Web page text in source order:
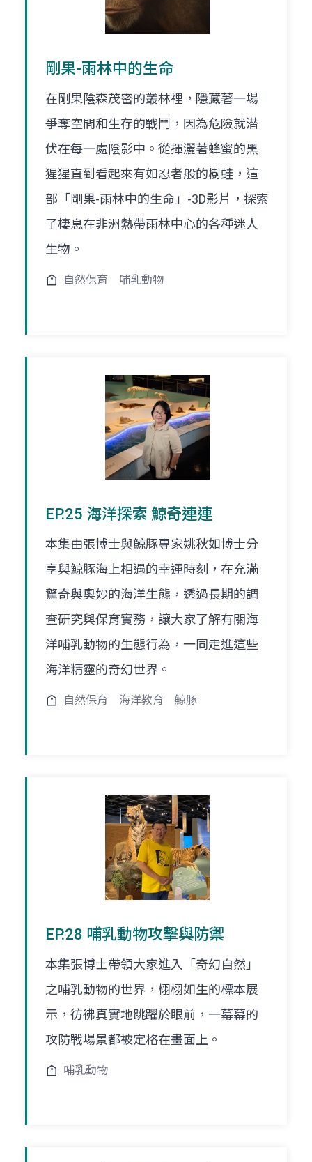
剛果-雨林中的生命
在剛果陰森茂密的叢林裡，隱藏著一場
爭奪空間和生存的戰鬥，因為危險就潜
伏在每一處陰影中。從揮灑著蜂蜜的黑
猩猩直到看起來有如忍者般的樹蛙，這
部「剛果-雨林中的生命」-3D影片，探索
了棲息在非洲熱帶雨林中心的各種迷人
生物。
自然保育 哺乳動物
EP.25 海洋探索 鯨奇連連
本集由張博士與鯨豚專家姚秋如博士分
享與鯨豚海上相遇的幸運時刻，在充滿
驚奇與奧妙的海洋生態，透過長期的調
查研究與保育實務，讓大家了解有關海
洋哺乳動物的生態行為，一同走進這些
海洋精靈的奇幻世界。
自然保育 海洋教育 鯨豚
EP.28 哺乳動物攻擊與防禦
本集張博士帶領大家進入「奇幻自然」
之哺乳動物的世界，栩栩如生的標本展
示，彷彿真實地跳躍於眼前，一幕幕的
攻防戰場景都被定格在畫面上。
哺乳動物